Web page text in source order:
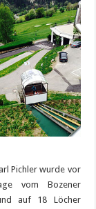
Pichler wurde vor
vom Bozener
auf 18 Löcher